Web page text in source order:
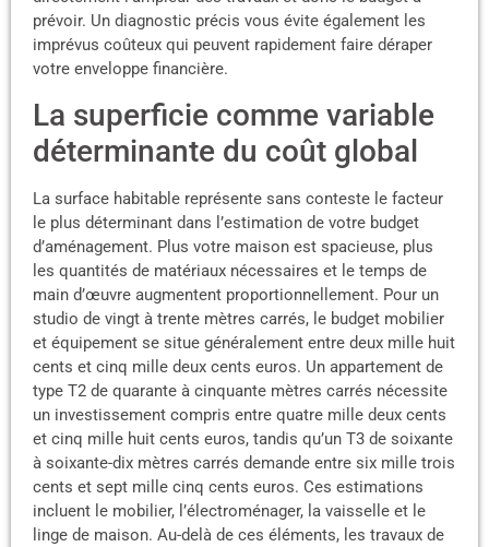
prévoir. Un diagnostic précis vous évite également les
imprévus coûteux qui peuvent rapidement faire déraper
votre enveloppe financière.
La superficie comme variable
déterminante du coût global
La surface habitable représente sans conteste le facteur
le plus déterminant dans l’estimation de votre budget
d’aménagement. Plus votre maison est spacieuse, plus
les quantités de matériaux nécessaires et le temps de
main d’œuvre augmentent proportionnellement. Pour un
studio de vingt à trente mètres carrés, le budget mobilier
et équipement se situe généralement entre deux mille huit
cents et cinq mille deux cents euros. Un appartement de
type T2 de quarante à cinquante mètres carrés nécessite
un investissement compris entre quatre mille deux cents
et cinq mille huit cents euros, tandis qu’un T3 de soixante
à soixante-dix mètres carrés demande entre six mille trois
cents et sept mille cinq cents euros. Ces estimations
incluent le mobilier, l’électroménager, la vaisselle et le
linge de maison. Au-delà de ces éléments, les travaux de